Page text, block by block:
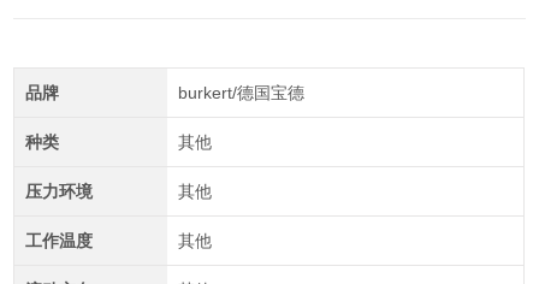
品牌 burkert/德国宝德
种类 其他
压力环境 其他
工作温度 其他